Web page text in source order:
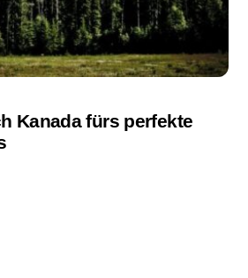
Kanada fürs perfekte